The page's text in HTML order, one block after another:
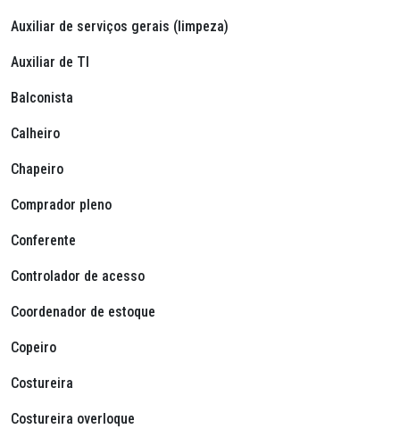
Auxiliar de serviços gerais (limpeza)
Auxiliar de TI
Balconista
Calheiro
Chapeiro
Comprador pleno
Conferente
Controlador de acesso
Coordenador de estoque
Copeiro
Costureira
Costureira overloque